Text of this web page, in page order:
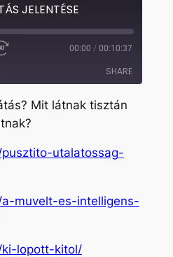
JELENTÉSE
Fast
seconds
00:00 / 00:10:37
SHARE
Mit látnak tisztán
utalatossag-
muvelt-es-intelligens-
lopott-kitol/